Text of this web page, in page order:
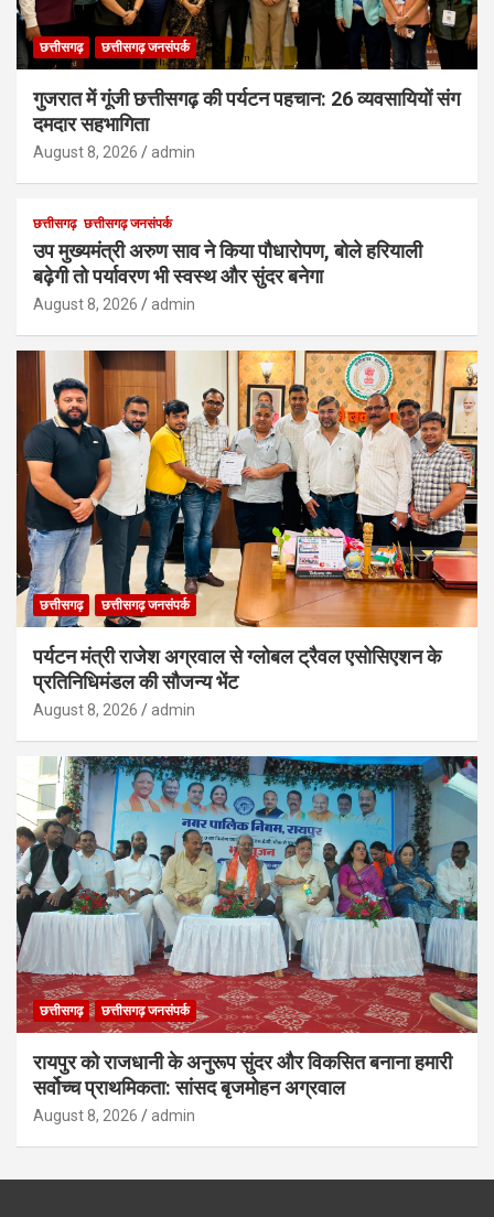
छत्तीसगढ़ छत्तीसगढ़ जनसंपर्क
गुजरात में गूंजी छत्तीसगढ़ की पर्यटन पहचान: 26 व्यवसायियों संग
दमदार सहभागिता
August 8, 2026 admin
छत्तीसगढ़ छत्तीसगढ़ जनसंपर्क
उप मुख्यमंत्री अरुण साव ने किया पौधारोपण, बोले हरियाली
बढ़ेगी तो पर्यावरण भी स्वस्थ और सुंदर बनेगा
August 8, 2026 admin
छत्तीसगढ़ छत्तीसगढ़ जनसंपर्क
पर्यटन मंत्री राजेश अग्रवाल से ग्लोबल ट्रैवल एसोसिएशन के
प्रतिनिधिमंडल की सौजन्य भेंट
August 8, 2026 admin
छत्तीसगढ़ छत्तीसगढ़ जनसंपर्क
रायपुर को राजधानी के अनुरूप सुंदर और विकसित बनाना हमारी
सर्वोच्च प्राथमिकता: सांसद बृजमोहन अग्रवाल
August 8, 2026 admin